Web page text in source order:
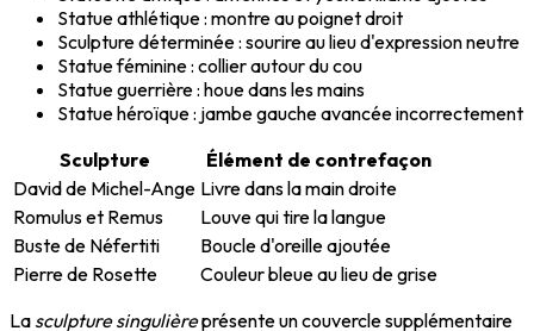
Statue athlétique : montre au poignet droit
Sculpture déterminée : sourire au lieu d'expression neutre
Statue féminine : collier autour du cou
Statue guerrière : houe dans les mains
Statue héroïque : jambe gauche avancée incorrectement
Sculpture
Élément de contrefaçon
David de Michel-Ange Livre dans la main droite
Romulus et Remus
Louve qui tire la langue
Buste de Néfertiti
Boucle d'oreille ajoutée
Pierre de Rosette
Couleur bleue au lieu de grise
La sculpture singulièreprésente un couvercle supplémentaire